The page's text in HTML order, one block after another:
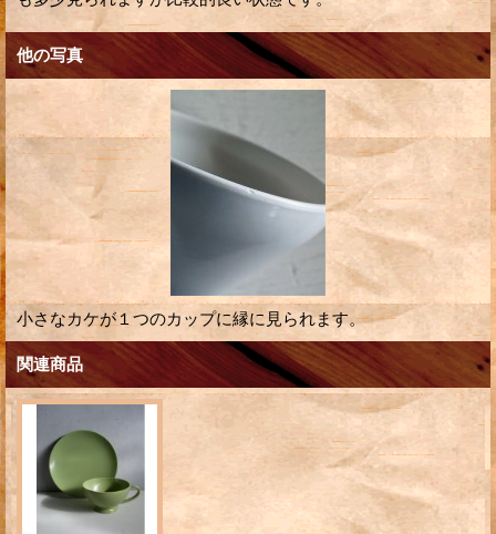
他の写真
小さなカケが１つのカップに縁に見られます。
関連商品